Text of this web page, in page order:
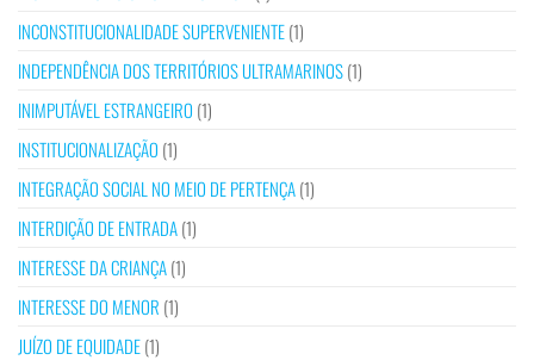
INCONSTITUCIONALIDADE SUPERVENIENTE(1)
INDEPENDÊNCIA DOS TERRITÓRIOS ULTRAMARINOS(1)
INIMPUTÁVEL ESTRANGEIRO (1)
INSTITUCIONALIZAÇÃO (1)
INTEGRAÇÃO SOCIAL NO MEIO DE PERTENÇA(1)
INTERDIÇÃO DE ENTRADA(1)
INTERESSE DA CRIANÇA(1)
INTERESSE DO MENOR (1)
JUÍZO DE EQUIDADE(1)